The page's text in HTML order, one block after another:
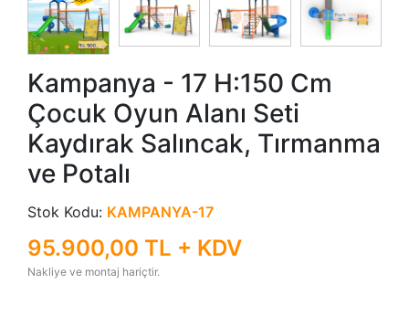
Kampanya - 17 H:150 Cm
Çocuk Oyun Alanı Seti
Kaydırak Salıncak, Tırmanma
ve Potalı
Stok Kodu: KAMPANYA-17
95.900,00 TL + KDV
Nakliye ve montaj hariçtir.